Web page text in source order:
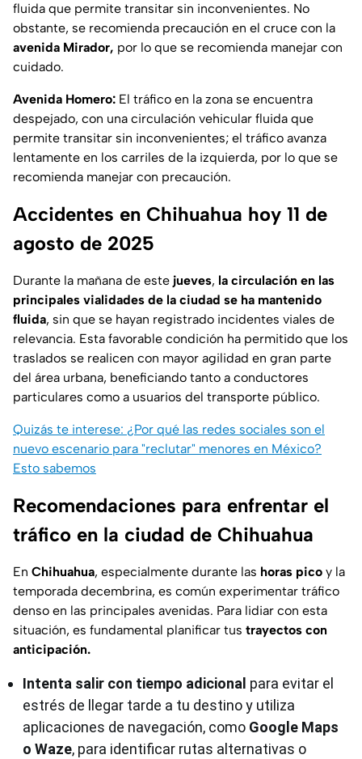
fluida que permite transitar sin inconvenientes. No
obstante, se recomienda precaución en el cruce con la
avenida Mirador, por lo que se recomienda manejar con
cuidado.
Avenida Homero: El tráfico en la zona se encuentra
despejado, con una circulación vehicular fluida que
permite transitar sin inconvenientes; el tráfico avanza
lentamente en los carriles de la izquierda, por lo que se
recomienda manejar con precaución.
Accidentes en Chihuahua hoy 11 de
agosto de 2025
Durante la mañana de este jueves, la circulación en las
principales vialidades de la ciudad se ha mantenido
fluida, sin que se hayan registrado incidentes viales de
relevancia. Esta favorable condición ha permitido que los
traslados se realicen con mayor agilidad en gran parte
del área urbana, beneficiando tanto a conductores
particulares como a usuarios del transporte público.
Quizás te interese: ¿Por qué las redes sociales son el
nuevo escenario para "reclutar" menores en México?
Esto sabemos
Recomendaciones para enfrentar el
tráfico en la ciudad de Chihuahua
En Chihuahua, especialmente durante las horas pico y la
temporada decembrina, es común experimentar tráfico
denso en las principales avenidas. Para lidiar con esta
situación, es fundamental planificar tus trayectos con
anticipación.
Intenta salir con tiempo adicional para evitar el
estrés de llegar tarde a tu destino y utiliza
aplicaciones de navegación, como Google Maps
o Waze, para identificar rutas alternativas o